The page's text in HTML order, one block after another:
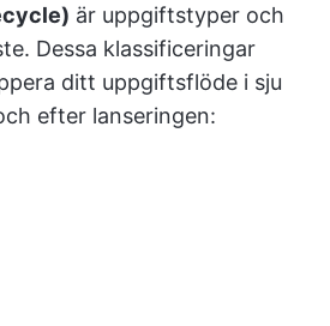
är uppgiftstyper och
Dessa klassificeringar
ditt uppgiftsflöde i sju
efter lanseringen: